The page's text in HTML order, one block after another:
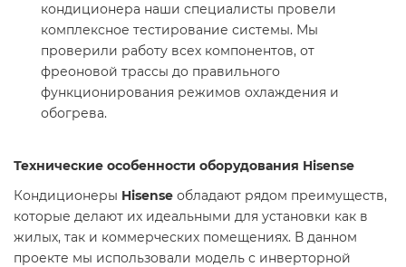
кондиционера наши специалисты провели
комплексное тестирование системы. Мы
проверили работу всех компонентов, от
фреоновой трассы до правильного
функционирования режимов охлаждения и
обогрева.
Технические особенности оборудования Hisense
Кондиционеры Hisense обладают рядом преимуществ,
которые делают их идеальными для установки как в
жилых, так и коммерческих помещениях. В данном
проекте мы использовали модель с инверторной